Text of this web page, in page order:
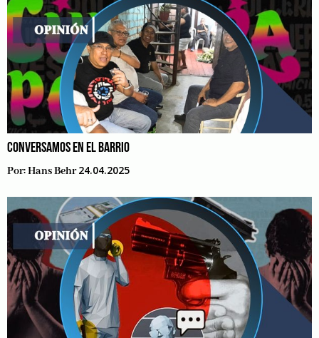
CONVERSAMOS EN EL BARRIO
Por:Hans Behr 24.04.2025